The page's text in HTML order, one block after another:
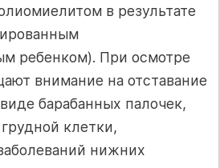
в результате
ребенком). При осмотре
внимание на отставание
барабанных палочек,
клетки,
нижних